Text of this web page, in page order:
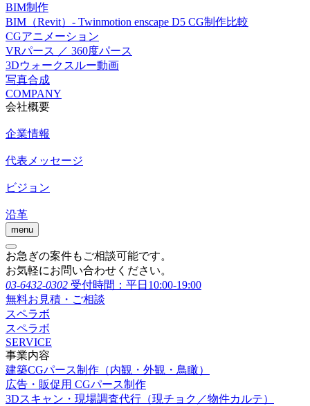
BIM制作
BIM（Revit）- Twinmotion enscape D5 CG制作比較
CGアニメーション
VRパース ／ 360度パース
3Dウォークスルー動画
写真合成
COMPANY
会社概要
企業情報
代表メッセージ
ビジョン
沿革
menu
お急ぎの案件もご相談可能です。
お気軽にお問い合わせください。
03-6432-0302 受付時間：平日10:00-19:00
無料お見積・ご相談
スペラボ
スペラボ
SERVICE
事業内容
建築CGパース制作（内観・外観・鳥瞰）
広告・販促用 CGパース制作
3Dスキャン・現場調査代行（現チョク／物件カルテ）